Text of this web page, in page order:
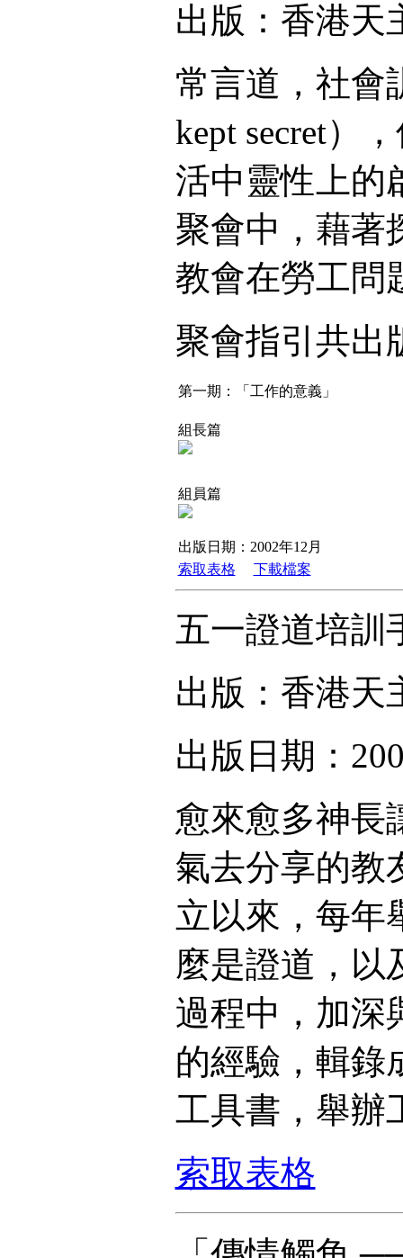
出版：香港天
常言道，社會
kept secret）
活中靈性上的
聚會中，藉著
教會在勞工問
聚會指引共出
第一期：「工作的意義」
組長篇
組員篇
出版日期：2002年12月
索取表格
下載檔案
五一證道培訓
出版：香港天
出版日期：
愈來愈多神長
氣去分享的教
立以來，每年
麼是證道，以
過程中，加深
的經驗，輯錄
工具書，舉辦
索取表格